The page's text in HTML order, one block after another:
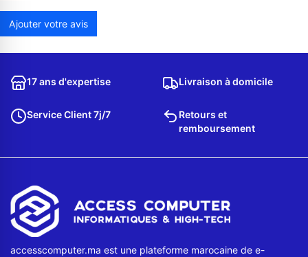
Appelez-nous au
06 37 08 07 06
Contactez-nous
Envoyer un message
Ajouter votre avis
17 ans d'expertise Livraison à domicile
Service Client 7j/7
Retours et
remboursement
accesscomputer.ma est une plateforme marocaine de e-